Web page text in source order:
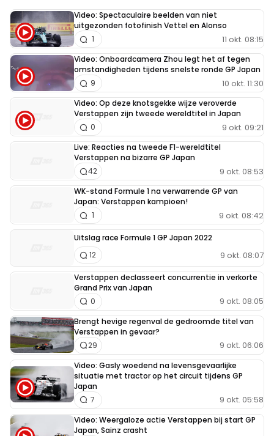
Video: Spectaculaire beelden van niet
uitgezonden fotofinish Vettel en Alonso
11 okt. 08:15
1
Video: Onboardcamera Zhou legt het af tegen
omstandigheden tijdens snelste ronde GP Japan
10 okt. 11:30
9
Video: Op deze knotsgekke wijze veroverde
Verstappen zijn tweede wereldtitel in Japan
9 okt. 09:21
0
Live: Reacties na tweede F1-wereldtitel
Verstappen na bizarre GP Japan
9 okt. 08:53
42
WK-stand Formule 1 na verwarrende GP van
Japan: Verstappen kampioen!
9 okt. 08:42
1
Uitslag race Formule 1 GP Japan 2022
9 okt. 08:07
12
Verstappen declasseert concurrentie in verkorte
Grand Prix van Japan
9 okt. 08:05
0
Brengt hevige regenval de gedroomde titel van
Verstappen in gevaar?
9 okt. 06:06
29
Video: Gasly woedend na levensgevaarlijke
situatie met tractor op het circuit tijdens GP
Japan
9 okt. 05:58
7
Video: Weergaloze actie Verstappen bij start GP
Japan, Sainz crasht